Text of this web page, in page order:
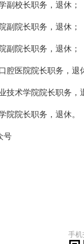
副校长职务，退休；
副院长职务，退休；
副院长职务，退休；
腔医院院长职务，退
技术学院院长职务，
院院长职务，退休。
号
手